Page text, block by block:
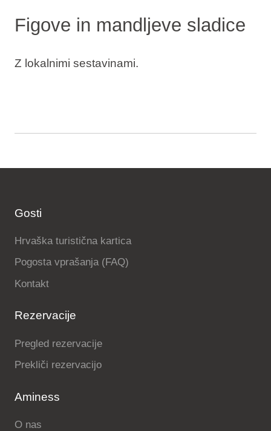
Figove in mandljeve sladice
Z lokalnimi sestavinami.
Gosti
Hrvaška turistična kartica
Pogosta vprašanja (FAQ)
Kontakt
Rezervacije
Pregled rezervacije
Prekliči rezervacijo
Aminess
O nas